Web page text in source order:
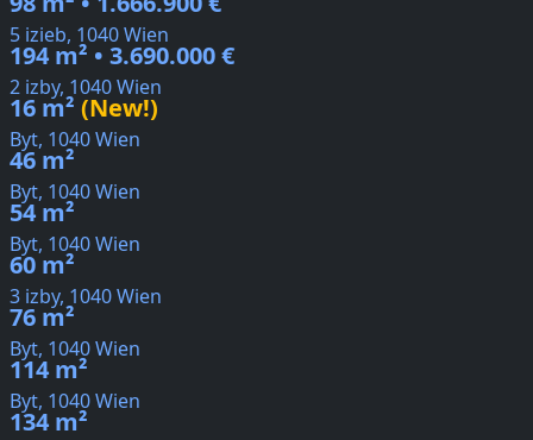
5 izieb, 1040 Wien
194 m² • 3.690.000 €
2 izby, 1040 Wien
16 m² (New!)
Byt, 1040 Wien
46 m²
Byt, 1040 Wien
54 m²
Byt, 1040 Wien
60 m²
3 izby, 1040 Wien
76 m²
Byt, 1040 Wien
114 m²
Byt, 1040 Wien
134 m²